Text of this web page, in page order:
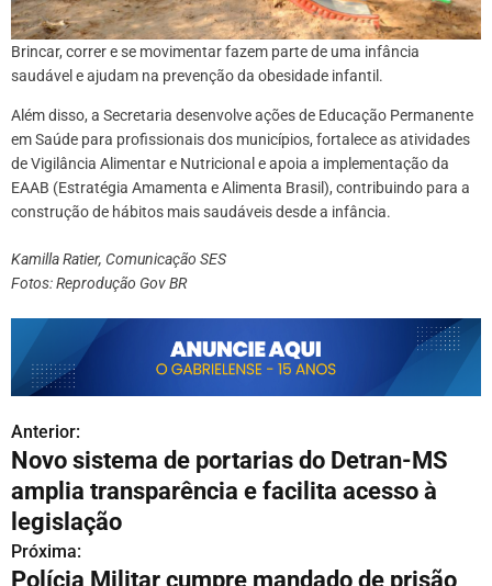
Brincar, correr e se movimentar fazem parte de uma infância
saudável e ajudam na prevenção da obesidade infantil.
Além disso, a Secretaria desenvolve ações de Educação Permanente
em Saúde para profissionais dos municípios, fortalece as atividades
de Vigilância Alimentar e Nutricional e apoia a implementação da
EAAB (Estratégia Amamenta e Alimenta Brasil), contribuindo para a
construção de hábitos mais saudáveis desde a infância.
Kamilla Ratier, Comunicação SES
Fotos: Reprodução Gov BR
N
a
v
e
Anterior:
Novo sistema de portarias do Detran-MS
amplia transparência e facilita acesso à
legislação
Próxima:
Polícia Militar cumpre mandado de prisão